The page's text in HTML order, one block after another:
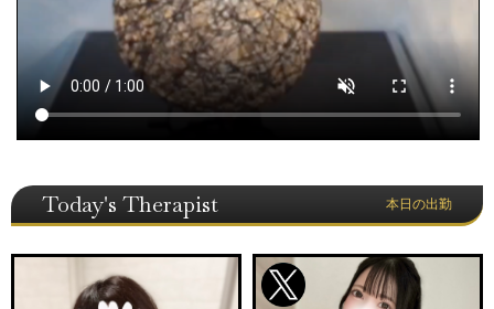
Today's Therapist 本日の出勤